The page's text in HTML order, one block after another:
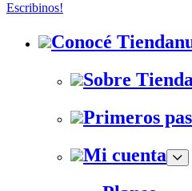
Escribinos!
Conocé
Sobre
Primeros
Mi cuenta